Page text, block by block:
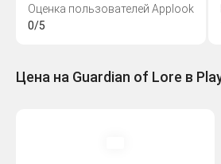
Оценка пользователей Applook
0/5
Цена на Guardian of Lore в